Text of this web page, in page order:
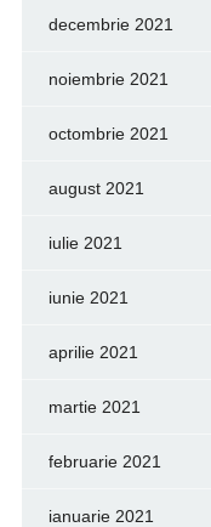
decembrie 2021
noiembrie 2021
octombrie 2021
august 2021
iulie 2021
iunie 2021
aprilie 2021
martie 2021
februarie 2021
ianuarie 2021